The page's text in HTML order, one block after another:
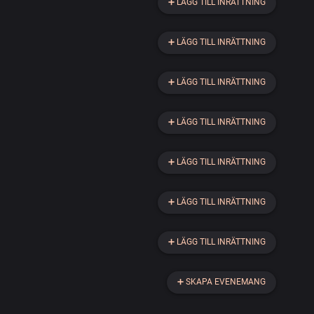
➕ LÄGG TILL INRÄTTNING
➕ LÄGG TILL INRÄTTNING
➕ LÄGG TILL INRÄTTNING
➕ LÄGG TILL INRÄTTNING
➕ LÄGG TILL INRÄTTNING
➕ LÄGG TILL INRÄTTNING
➕ LÄGG TILL INRÄTTNING
➕ SKAPA EVENEMANG